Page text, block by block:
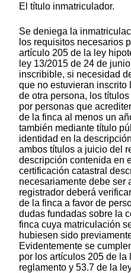
El título inmatriculador.
Se deniega la
los requisitos necesarios
artículo 205 de la ley
ley 13/2015 de 24 de
inscribible, si necesidad
que no estuvieran inscrito
de otra persona, los
por personas que
de la finca al menos un
también mediante título
identidad en la
ambos títulos a juicio del
descripción contenida en
certificación catastral
necesariamente debe ser
registrador deberá
de la finca a favor de
dudas fundadas sobre la
finca cuya matriculación
hubiesen sido
Evidentemente se
por los artículos 205 de la
reglamento y 53.7 de la